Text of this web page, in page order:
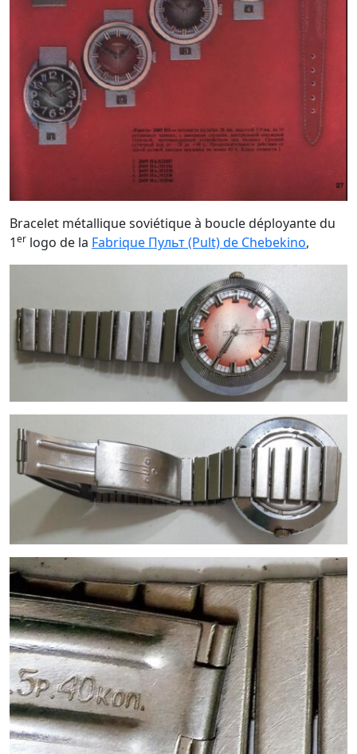
Bracelet métallique soviétique à boucle déployante du
1er logo de la Fabrique Пульт (Pult) de Chebekino,